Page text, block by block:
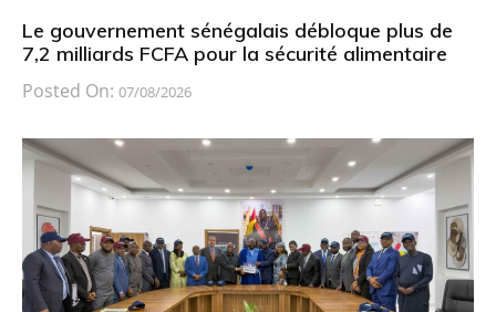
Le gouvernement sénégalais débloque plus de
7,2 milliards FCFA pour la sécurité alimentaire
Posted On: 07/08/2026